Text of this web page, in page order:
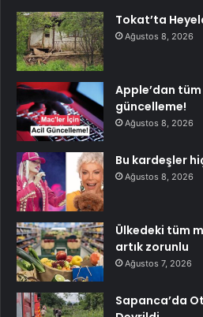
Tokat’ta
Ağustos 8, 2026
Apple’dan
güncelleme!
Ağustos 8, 2026
Bu kardeşler
Ağustos 8, 2026
Ülkedeki tüm
artık zorunlu
Ağustos 7, 2026
Sapanca’da